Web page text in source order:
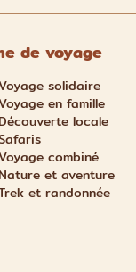
de voyage
solidaire
en famille
locale
combiné
et aventure
et randonnée